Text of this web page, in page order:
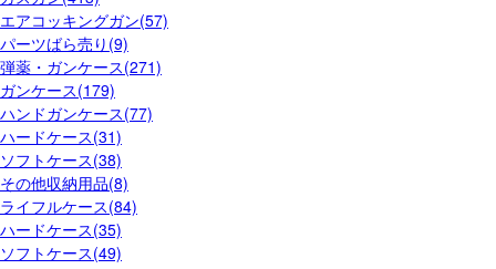
エアコッキングガン(57)
パーツばら売り(9)
弾薬・ガンケース(271)
ガンケース(179)
ハンドガンケース(77)
ハードケース(31)
ソフトケース(38)
その他収納用品(8)
ライフルケース(84)
ハードケース(35)
ソフトケース(49)